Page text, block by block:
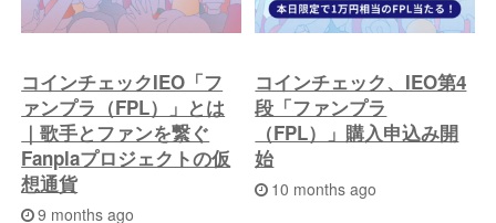
コインチェックIEO「フ
ァンプラ（FPL）」とは
｜歌手とファンを繋ぐ
Fanplaプロジェクトの仮
想通貨
9 months ago
コインチェック、IEO第4
段「ファンプラ
（FPL）」購入申込み開
始
10 months ago